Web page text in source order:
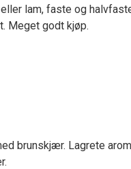
lam, faste og
Meget godt kjøp.
brunskjær. Lagrete